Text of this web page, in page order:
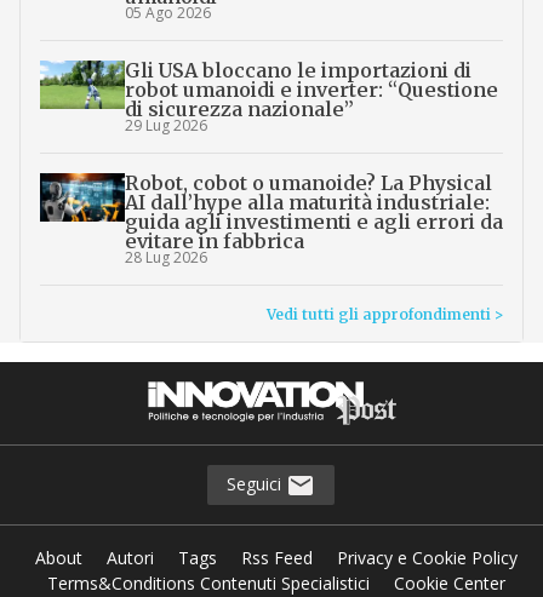
05 Ago 2026
Gli USA bloccano le importazioni di
robot umanoidi e inverter: “Questione
di sicurezza nazionale”
29 Lug 2026
Robot, cobot o umanoide? La Physical
AI dall’hype alla maturità industriale:
guida agli investimenti e agli errori da
evitare in fabbrica
28 Lug 2026
Vedi tutti gli approfondimenti >
Seguici
About Autori Tags Rss Feed
Privacy e Cookie Policy
Terms&Conditions Contenuti Specialistici
Cookie Center